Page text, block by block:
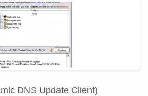
DNS Update Client)